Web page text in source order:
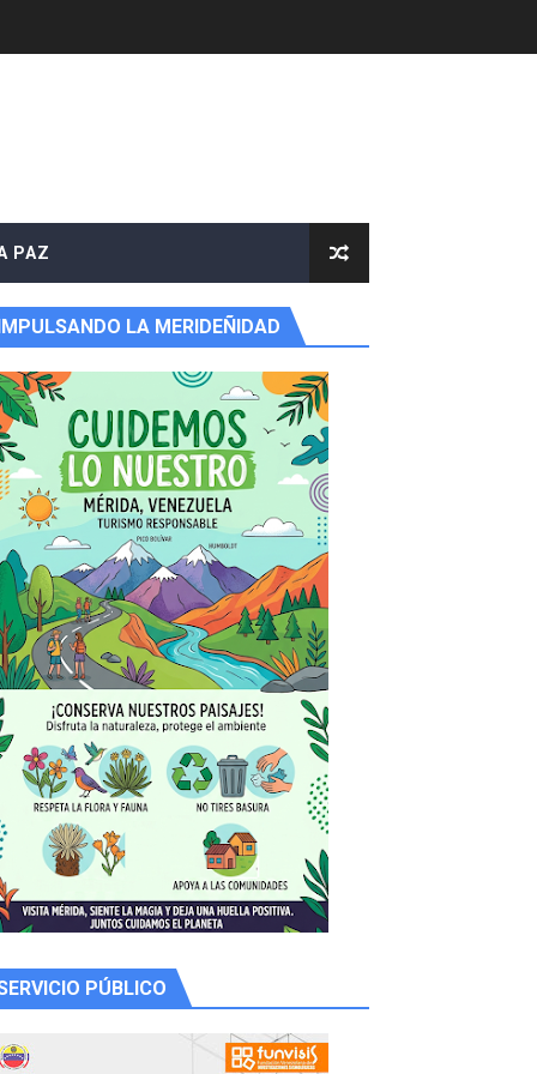
PAZ
IMPULSANDO LA MERIDEÑIDAD
PÚBLICO